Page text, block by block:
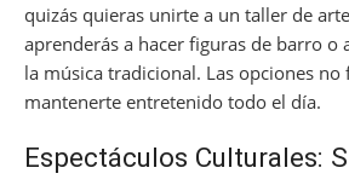
quizás quieras unirte a un taller de
aprenderás a hacer figuras de barro o
la música tradicional. Las opciones no
mantenerte entretenido todo el día.
Espectáculos Culturales: